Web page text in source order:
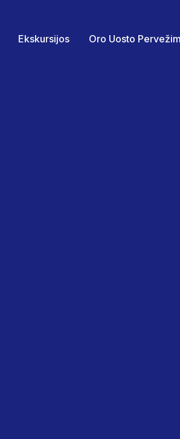
Ekskursijos Oro Uosto